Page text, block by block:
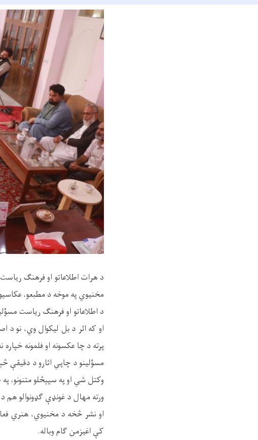
د هرات اطلاعاتو او فرهنګ ریاست
مخنیوي په موخه د مطبعو،
د اطلاعاتو او فرهنګ ریاست
او که اثر د بل لیکوال وي، نو
پرته د چا عکسونه او فلمونه
مسؤلینو د چاپي اثارو د دقیقې
وکتل شي او په سپېڅلو متنونو،
ورته مهال د غونډې ګډونوالو
او نشر څخه د مخنیوي، هنري
کې اغیزمن ګام وباله.